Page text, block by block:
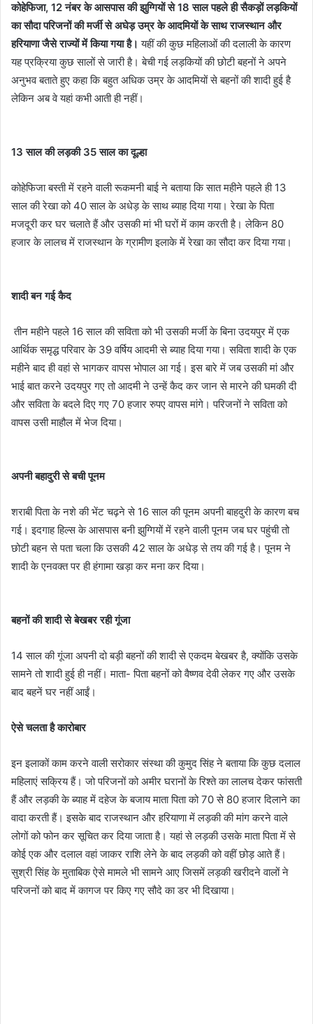
कोहेफिजा, 12नंबर के आसपास की झुग्गियों से18साल पहले ही सैकड़ों लड़कियों
का सौदा परिजनों की मर्जी से अघेड़ उम्र के आदमियों के साथ राजस्थान और
हरियाणा जैसे राज्यों में किया गया है। यहीं की कुछ महिलाओं की दलाली के कारण
यह प्रक्रिया कुछ सालों से जारी है। बेची गई लड़कियों की छोटी बहनों ने अपने
अनुभव बताते हुए कहा कि बहुत अधिक उम्र के आदमियों से बहनों की शादी हुई है
लेकिन अब वे यहां कभी आती ही नहीं।
13 साल की लड़की 35 साल का दूल्हा
कोहेफिजा बस्ती में रहने वाली रूकमनी बाई ने बताया कि सात महीने पहले ही 13
साल की रेखा को 40 साल के अधेड़ के साथ ब्याह दिया गया। रेखा के पिता
मजदूरी कर घर चलाते हैं और उसकी मां भी घरों में काम करती है। लेकिन 80
हजार के लालच में राजस्थान के ग्रामीण इलाके में रेखा का सौदा कर दिया गया।
शादी बन गई कैद
तीन महीने पहले 16 साल की सविता को भी उसकी मर्जी के बिना उदयपुर में एक
आर्थिक समृद्ध परिवार के 39 वर्षिय आदमी से ब्याह दिया गया। सविता शादी के एक
महीने बाद ही वहां से भागकर वापस भोपाल आ गई। इस बारे में जब उसकी मां और
भाई बात करने उदयपुर गए तो आदमी ने उन्हें कैद कर जान से मारने की घमकी दी
और सविता के बदले दिए गए 70 हजार रुपए वापस मांगे। परिजनों ने सविता को
वापस उसी माहौल में भेज दिया।
अपनी बहादुरी से बची पूनम
शराबी पिता के नशे की भेंट चढ़ने से 16 साल की पूनम अपनी बाहदुरी के कारण बच
गई। इदगाह हिल्स के आसपास बनी झुग्गियों में रहने वाली पूनम जब घर पहुंची तो
छोटी बहन से पता चला कि उसकी 42 साल के अधेड़ से तय की गई है। पूनम ने
शादी के एनवक्त पर ही हंगामा खड़ा कर मना कर दिया।
बहनों की शादी से बेखबर रही गूंजा
14 साल की गूंजा अपनी दो बड़ी बहनों की शादी से एकदम बेखबर है, क्योंकि उसके
सामने तो शादी हुई ही नहीं। माता- पिता बहनों को वैष्णव देवी लेकर गए और उसके
बाद बहनें घर नहीं आईं।
ऐसे चलता है कारोबार
इन इलाकों काम करने वाली सरोकार संस्था की कुमुद सिंह ने बताया कि कुछ दलाल
महिलाएं सक्रिय हैं। जो परिजनों को अमीर घरानों के रिश्ते का लालच देकर फांसती
हैं और लड़की के ब्याह में दहेज के बजाय माता पिता को 70 से 80 हजार दिलाने का
वादा करती हैं। इसके बाद राजस्थान और हरियाणा में लड़की की मांग करने वाले
लोगों को फोन कर सूचित कर दिया जाता है। यहां से लड़की उसके माता पिता में से
कोई एक और दलाल वहां जाकर राशि लेने के बाद लड़की को वहीं छोड़ आते हैं।
सुश्री सिंह के मुताबिक ऐसे मामले भी सामने आए जिसमें लड़की खरीदने वालों ने
परिजनों को बाद में कागज पर किए गए सौदे का डर भी दिखाया।